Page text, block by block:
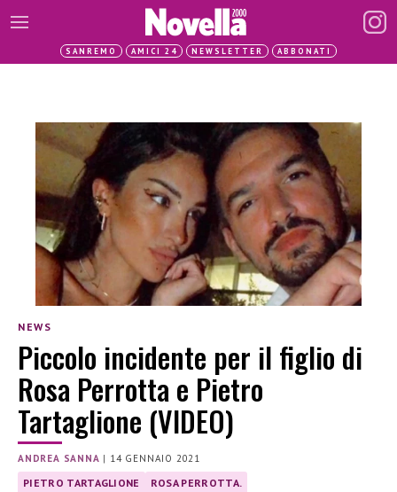
SANREMO AMICI 24 NEWSLETTER ABBONATI
NEWS
Piccolo incidente per il figlio di
Rosa Perrotta e Pietro
Tartaglione (VIDEO)
ANDREA SANNA | 14 GENNAIO 2021
PIETRO TARTAGLIONE ROSA PERROTTA.